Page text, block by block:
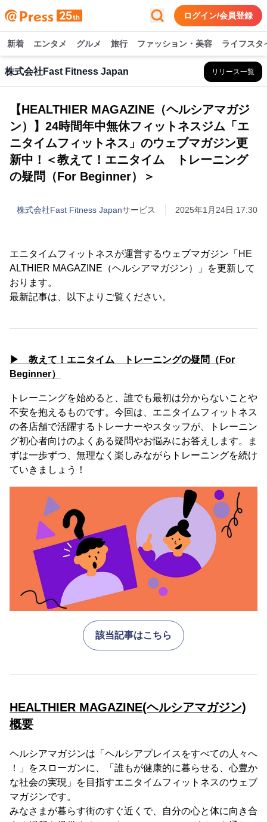
ログイン/会員登録
新着 エンタメ グルメ 旅行 ファッション・美容 ライフスタ
株式会社Fast Fitness Japan リリース一覧
【HEALTHIER MAGAZINE（ヘルシアマガジ
ン）】24時間年中無休フィットネスジム「エ
ニタイムフィットネス」のウェブマガジン更
新中！＜教えて！エニタイム トレーニング
の疑問（For Beginner）＞
株式会社Fast Fitness Japanサービス 2025年1月24日 17:30
エニタイムフィットネスが運営するウェブマガジン「HE
ALTHIER MAGAZINE（ヘルシアマガジン）」を更新して
おります。
最新記事は、以下よりご覧ください。
▶ 教えて！エニタイム トレーニングの疑問（For
Beginner）
トレーニングを始めると、誰でも最初は分からないことや
不安を抱えるものです。今回は、エニタイムフィットネス
の各店舗で活躍するトレーナーやスタッフが、トレーニン
グ初心者向けのよくある疑問やお悩みにお答えします。ま
ずは一歩ずつ、無理なく楽しみながらトレーニングを続け
ていきましょう！
該当記事はこちら
HEALTHIER MAGAZINE(ヘルシアマガジン)
概要
ヘルシアマガジンは「ヘルシアプレイスをすべての人々へ
！」をスローガンに、「誰もが健康的に暮らせる、心豊か
な社会の実現」を目指すエニタイムフィットネスのウェブ
マガジンです。
みなさまが暮らす街のすぐ近くで、自分の心と体に向き合